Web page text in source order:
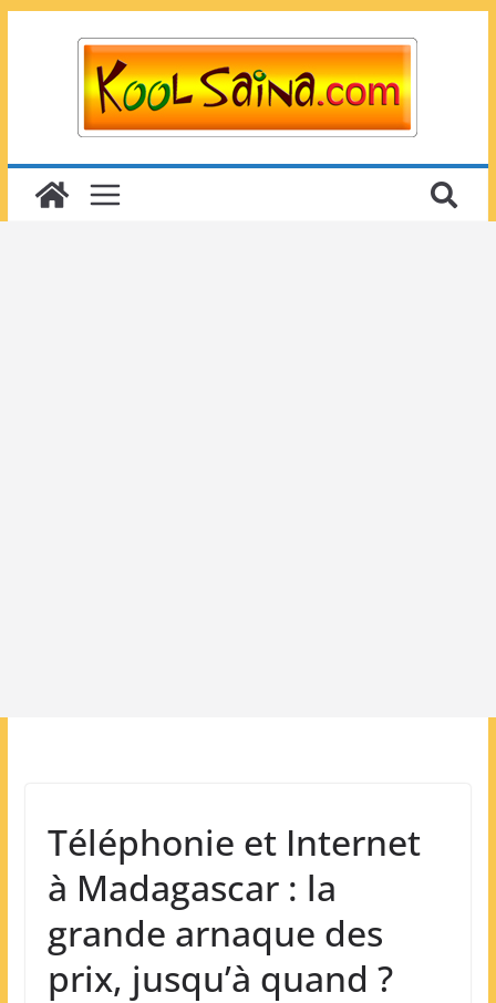
Téléphonie et Internet
à Madagascar : la
grande arnaque des
prix, jusqu’à quand ?